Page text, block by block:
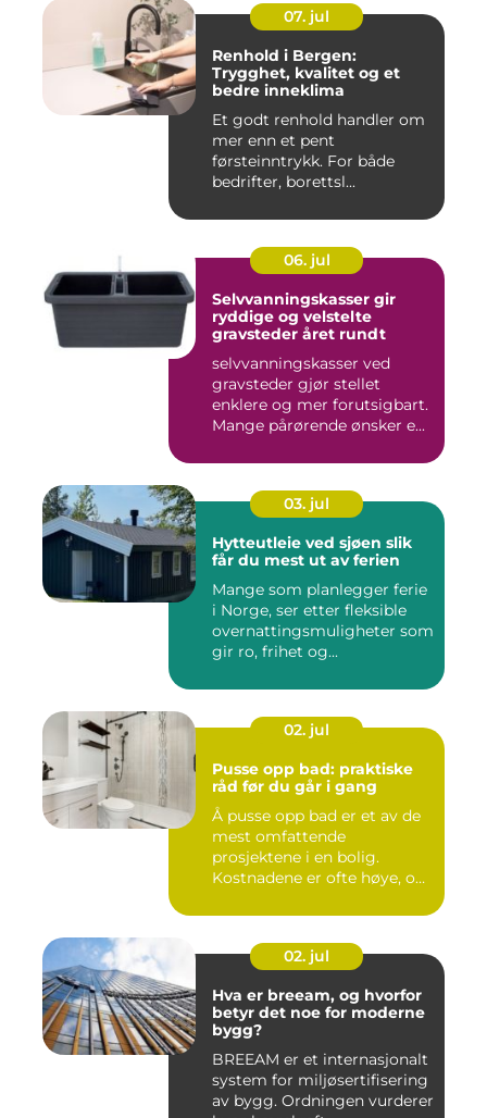
07. jul
Renhold i Bergen:
Trygghet, kvalitet og et
bedre inneklima
Et godt renhold handler om
mer enn et pent
førsteinntrykk. For både
bedrifter, borettsl...
06. jul
Selvvanningskasser gir
ryddige og velstelte
gravsteder året rundt
selvvanningskasser ved
gravsteder gjør stellet
enklere og mer forutsigbart.
Mange pårørende ønsker e...
03. jul
Hytteutleie ved sjøen slik
får du mest ut av ferien
Mange som planlegger ferie
i Norge, ser etter fleksible
overnattingsmuligheter som
gir ro, frihet og...
02. jul
Pusse opp bad: praktiske
råd før du går i gang
Å pusse opp bad er et av de
mest omfattende
prosjektene i en bolig.
Kostnadene er ofte høye, og
02. jul
Hva er breeam, og hvorfor
betyr det noe for moderne
bygg?
BREEAM er et internasjonalt
system for miljøsertifisering
av bygg. Ordningen vurderer